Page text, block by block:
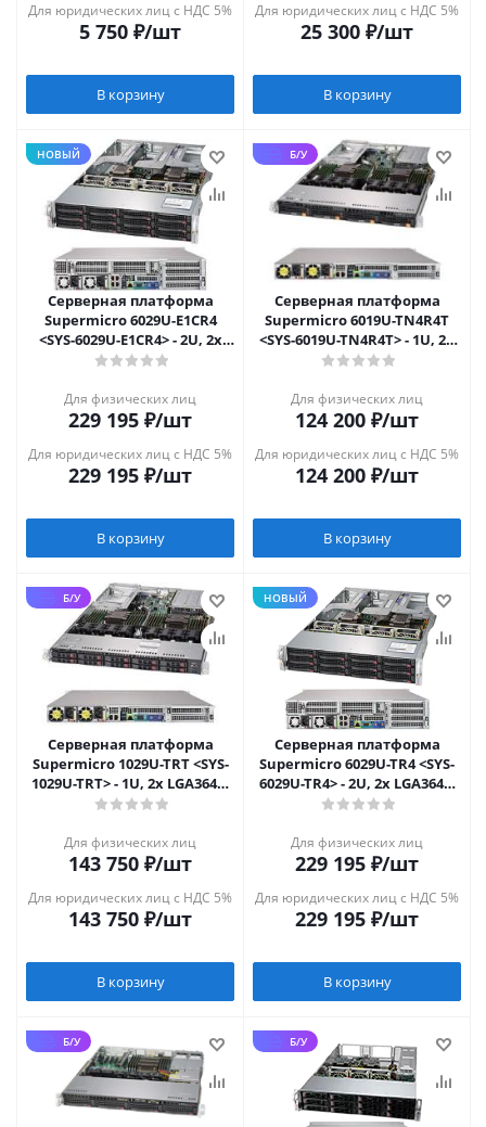
Для юридических лиц с НДС 5%
5 750 ₽/шт
В корзину
Для юридических лиц с НДС 5%
25 300 ₽/шт
В корзину
НОВЫЙ
Серверная платформа
Supermicro 6029U-E1CR4
<SYS-6029U-E1CR4> - 2U, 2x
LGA3647, 12x 3.5", 4xGbE,
Для физических лиц
229 195 ₽/шт
Для юридических лиц с НДС 5%
229 195 ₽/шт
В корзину
Б/У
Серверная платформа
Supermicro 6019U-TN4R4T
<SYS-6019U-TN4R4T> - 1U, 2x
LGA3647, 4x 3.5", 4x10GbE
Для физических лиц
124 200 ₽/шт
Для юридических лиц с НДС 5%
124 200 ₽/шт
В корзину
Б/У
Серверная платформа
Supermicro 1029U-TRT <SYS-
1029U-TRT> - 1U, 2x LGA3647,
10x 2.5", 2x10GbE
Для физических лиц
143 750 ₽/шт
Для юридических лиц с НДС 5%
143 750 ₽/шт
В корзину
НОВЫЙ
Серверная платформа
Supermicro 6029U-TR4 <SYS-
6029U-TR4> - 2U, 2x LGA3647,
12x 3.5" NEW
Для физических лиц
229 195 ₽/шт
Для юридических лиц с НДС 5%
229 195 ₽/шт
В корзину
Б/У Б/У